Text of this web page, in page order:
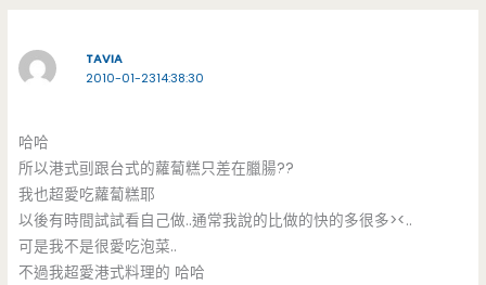
TAVIA
2010-01-2314:38:30
哈哈
所以港式刯跟台式的蘿蔔糕只差在臘腸??
我也超愛吃蘿蔔糕耶
以後有時間試試看自己做..通常我說的比做的快的多很多><..
可是我不是很愛吃泡菜..
不過我超愛港式料理的 哈哈